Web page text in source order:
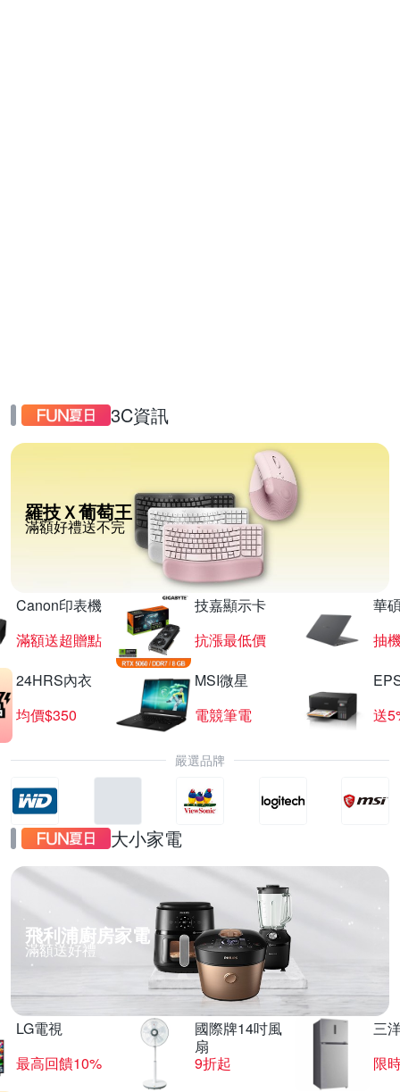
3C資訊
羅技Ｘ葡萄王
滿額好禮送不完
Canon印表機
滿額送超贈點
技嘉顯示卡
抗漲最低價
華
抽
24HRS內衣
均價$350
MSI微星
電競筆電
送
嚴選品牌
大小家電
飛利浦廚房家電
滿額送好禮
LG電視
最高回饋10%
國際牌14吋風
扇
9折起
三
限